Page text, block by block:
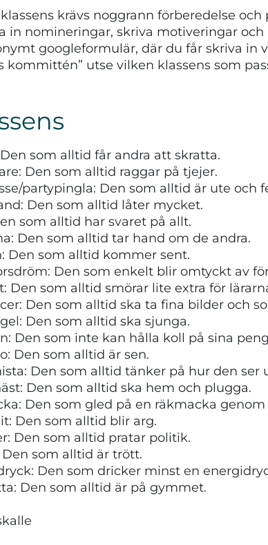
krävs noggrann förberedelse
in nomineringar, skriva motiveringar
googleformulär, där du får skriva in
kommittén” utse vilken klassens som
som alltid får andra att skratta.
Den som alltid raggar på tjejer.
partypingla: Den som alltid är ute och
Den som alltid låter mycket.
som alltid har svaret på allt.
Den som alltid tar hand om de andra.
Den som alltid kommer sent.
Den som enkelt blir omtyckt av
Den som alltid smörar lite extra för
Den som alltid ska ta fina bilder och
Den som alltid ska sjunga.
Den som inte kan hålla koll på sina
Den som alltid är sen.
Den som alltid tänker på hur den ser
Den som alltid ska hem och plugga.
Den som gled på en räkmacka
Den som alltid blir arg.
Den som alltid pratar politik.
som alltid är trött.
Den som dricker minst en
Den som alltid är på gymmet.